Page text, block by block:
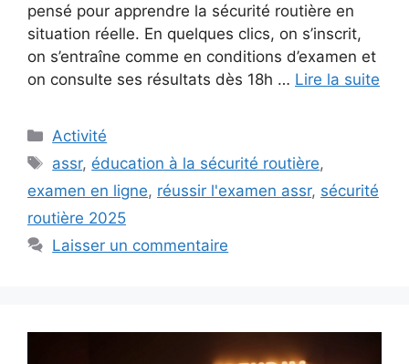
pensé pour apprendre la sécurité routière en
situation réelle. En quelques clics, on s’inscrit,
on s’entraîne comme en conditions d’examen et
on consulte ses résultats dès 18h … Lire la suite
Catégories
Activité
Étiquettes
assr, éducation à la sécurité routière,
examen en ligne, réussir l'examen assr, sécurité
routière 2025
Laisser un commentaire